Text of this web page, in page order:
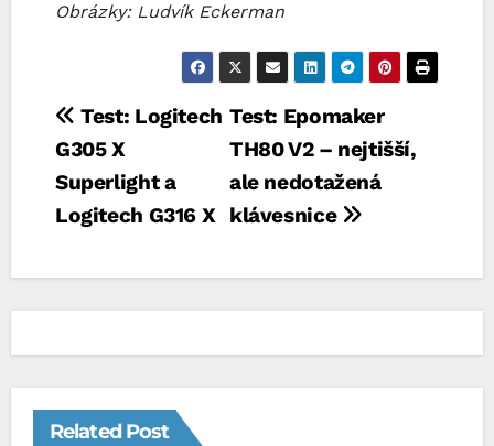
Obrázky: Ludvík Eckerman
Navigace
pro
příspěvek
Test: Epomaker
TH80 V2 – nejtišší,
ale nedotažená
klávesnice
Test: Logitech
G305 X
Superlight a
Logitech G316 X
Related Post